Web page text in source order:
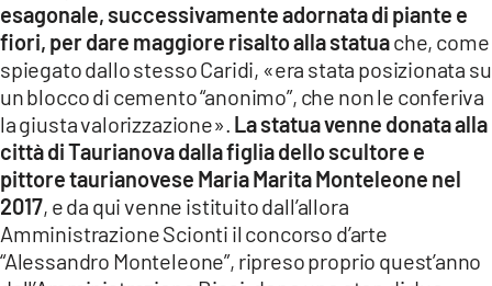
COSENZACHANNEL.IT
ILVIBONESE.IT
CATANZAROCHANNEL.IT
LACAPITALENEWS.IT
App
ANDROID
esagonale, successivamente adornata di piante e
fiori, per dare maggiore risalto alla statuache, come
spiegato dallo stesso Caridi, «era stata posizionata su
un blocco di cemento “anonimo”, che non le conferiva
la giusta valorizzazione». La statua venne donata alla
città di Taurianova dalla figlia dello scultore e
pittore taurianovese Maria Marita Monteleone nel
2017, e da qui venne istituito dall’allora
Amministrazione Scionti il concorso d’arte
“Alessandro Monteleone”, ripreso proprio quest’anno